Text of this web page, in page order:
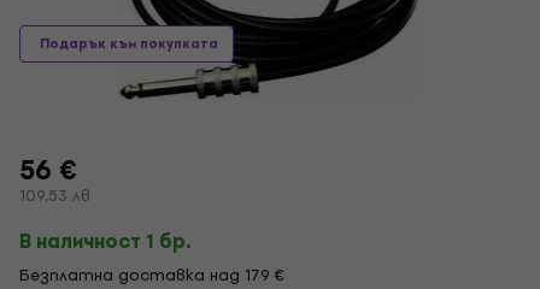
Подарък към покупката
56 €
109,53 лв
В наличност 1 бр.
Безплатна доставка над 179 €